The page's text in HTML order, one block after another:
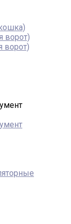
ворот)
ворот)